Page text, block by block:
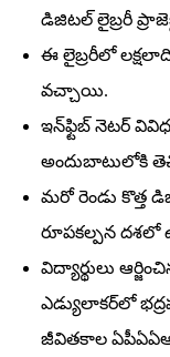
డిజిటల్‌ లైబ్రరీ
ఈ లైబ్రరీలో
వచ్చాయి.
ఇన్‌ఫ్టిబ్‌ నెటర్‌
అందుబాటులోకి
మరో రెండు కొత్త
రూపకల్పన
విద్యార్థులు
ఎడ్యులాకర్‌లో
జీవితకాల